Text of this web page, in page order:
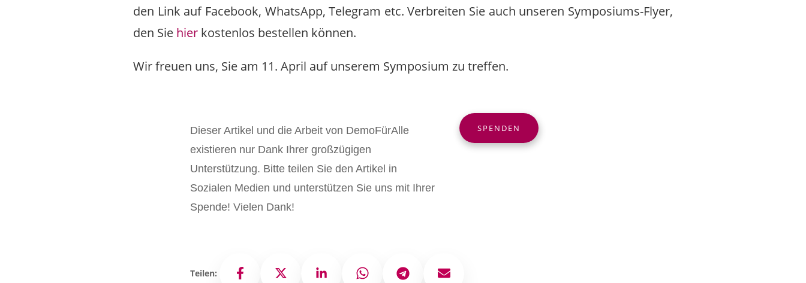
den Link auf Facebook, WhatsApp, Telegram etc. Verbreiten Sie auch unseren Symposiums-Flyer,
den Sie hier kostenlos bestellen können.
Wir freuen uns, Sie am 11. April auf unserem Symposium zu treffen.
Dieser Artikel und die Arbeit von DemoFürAlle
existieren nur Dank Ihrer großzügigen
Unterstützung. Bitte teilen Sie den Artikel in
Sozialen Medien und unterstützen Sie uns mit Ihrer
Spende! Vielen Dank!
SPENDEN
Teilen: Facebook X LinkedIn WhatsAppTelegram E-Mail